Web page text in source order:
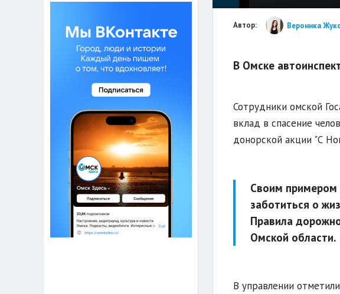
Автор: Вероника
В Омске
Сотрудники омской
вклад в спасение
донорской акции "С
Своим примером
заботиться о
Правила
Омской области.
В управлении